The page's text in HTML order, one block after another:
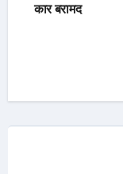
कार बरामद